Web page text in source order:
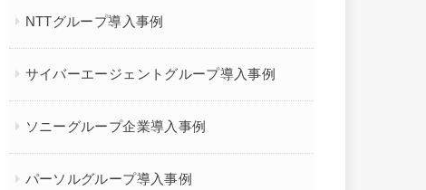
NTTグループ導入事例
サイバーエージェントグループ導入事例
ソニーグループ企業導入事例
パーソルグループ導入事例